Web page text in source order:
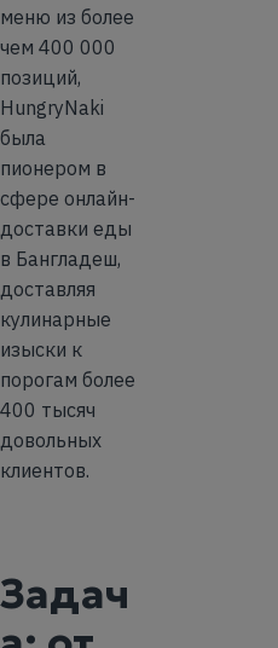
меню из более
чем 400 000
позиций,
HungryNaki
была
пионером в
сфере онлайн-
доставки еды
в Бангладеш,
доставляя
кулинарные
изыски к
порогам более
400 тысяч
довольных
клиентов.
Задач